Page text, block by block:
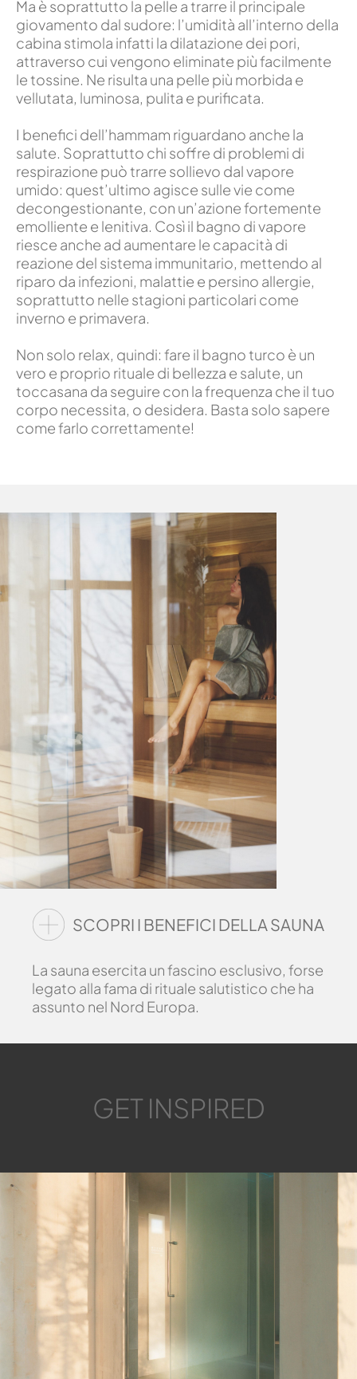
Ma è soprattutto la pelle a trarre il principale
giovamento dal sudore: l’umidità all’interno della
cabina stimola infatti la dilatazione dei pori,
attraverso cui vengono eliminate più facilmente
le tossine. Ne risulta una pelle più morbida e
vellutata, luminosa, pulita e purificata.
I benefici dell’hammam riguardano anche la
salute. Soprattutto chi soffre di problemi di
respirazione può trarre sollievo dal vapore
umido: quest’ultimo agisce sulle vie come
decongestionante, con un’azione fortemente
emolliente e lenitiva. Così il bagno di vapore
riesce anche ad aumentare le capacità di
reazione del sistema immunitario, mettendo al
riparo da infezioni, malattie e persino allergie,
soprattutto nelle stagioni particolari come
inverno e primavera.
Non solo relax, quindi: fare il bagno turco è un
vero e proprio rituale di bellezza e salute, un
toccasana da seguire con la frequenza che il tuo
corpo necessita, o desidera. Basta solo sapere
come farlo correttamente!
SCOPRI I BENEFICI DELLA SAUNA
La sauna esercita un fascino esclusivo, forse
legato alla fama di rituale salutistico che ha
assunto nel Nord Europa.
GET INSPIRED